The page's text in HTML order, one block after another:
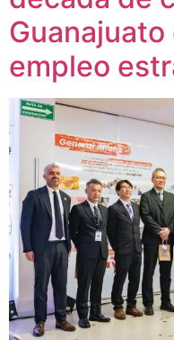
empleo